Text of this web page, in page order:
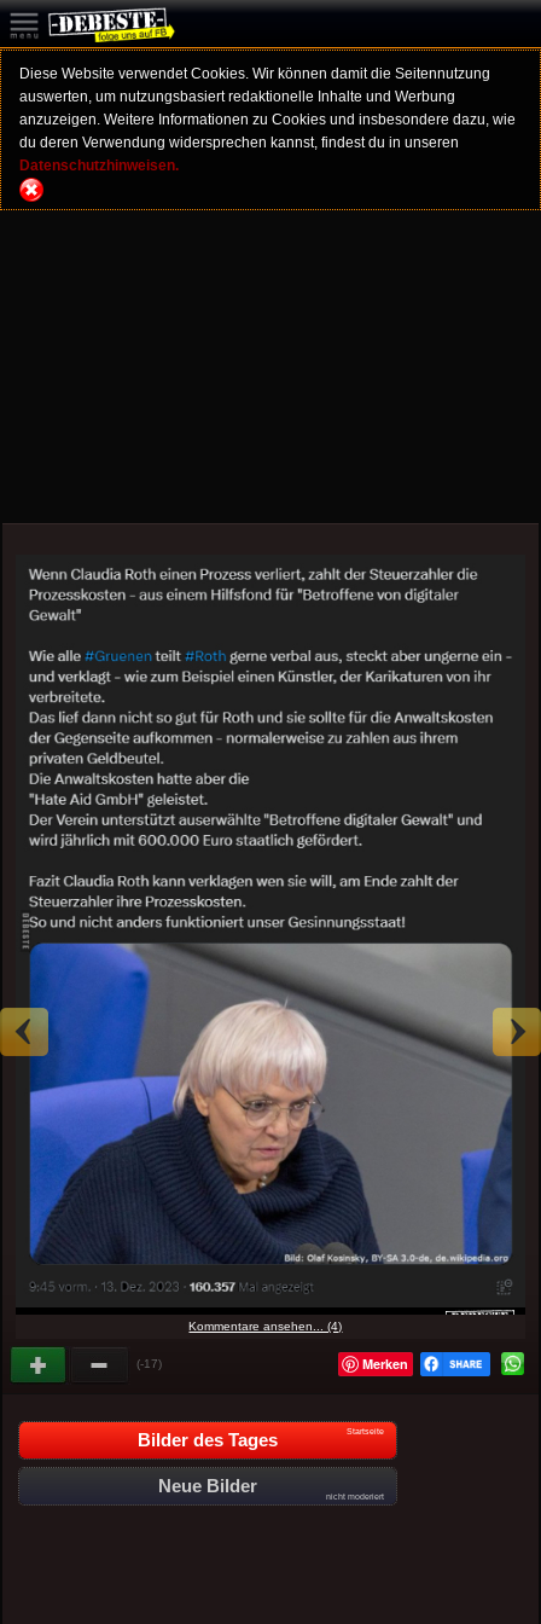
Diese Website verwendet Cookies. Wir können damit die Seitennutzung
auswerten, um nutzungsbasiert redaktionelle Inhalte und Werbung
anzuzeigen. Weitere Informationen zu Cookies und insbesondere dazu, wie
du deren Verwendung widersprechen kannst, findest du in unseren
Datenschutzhinweisen.
Kommentare ansehen... (4)
(-17) Merken
Bilder des Tages Startseite
Neue Bilder
nicht moderiert